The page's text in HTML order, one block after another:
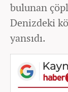
bulunan
Denizdeki
yansıdı.